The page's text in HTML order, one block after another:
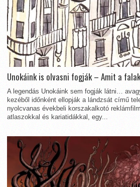
Unokáink is olvasni fogják – Amit a
A legendás Unokáink sem fogják látni…
kezéből időnként ellopják a lándzsát című
nyolcvanas évekbeli korszakalkotó
atlaszokkal és kariatidákkal, egy...